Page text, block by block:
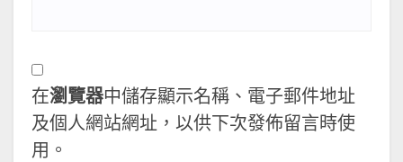
在瀏覽器中儲存顯示名稱、電子郵件地址
及個人網站網址，以供下次發佈留言時使
用。